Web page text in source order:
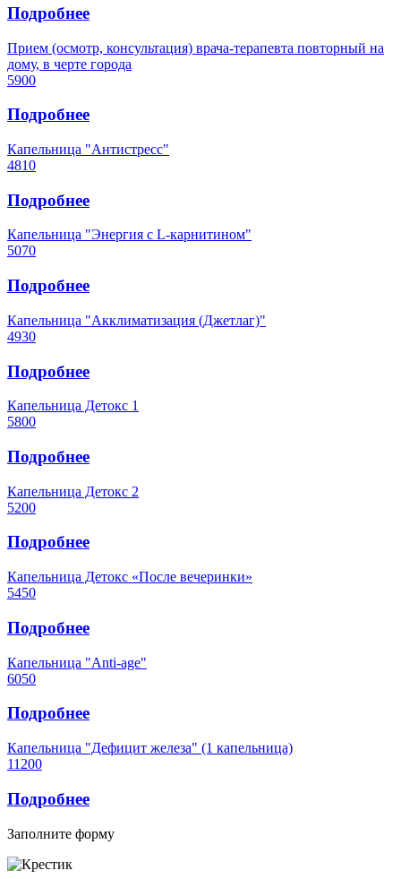
Подробнее
Прием (осмотр, консультация) врача-терапевта повторный на
дому, в черте города
5900
Подробнее
Капельница "Антистресс"
4810
Подробнее
Капельница "Энергия с L-карнитином"
5070
Подробнее
Капельница "Акклиматизация (Джетлаг)"
4930
Подробнее
Капельница Детокс 1
5800
Подробнее
Капельница Детокс 2
5200
Подробнее
Капельница Детокс «После вечеринки»
5450
Подробнее
Капельница "Аnti-age"
6050
Подробнее
Капельница "Дефицит железа" (1 капельница)
11200
Подробнее
Заполните форму